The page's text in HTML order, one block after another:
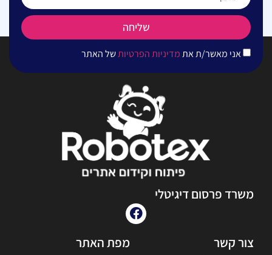
אני מאשר/ת אתמדיניות הפרטיותשל האתר
שליחה
משרד פרסום דיגיטלי
צור קשר מפת האתר